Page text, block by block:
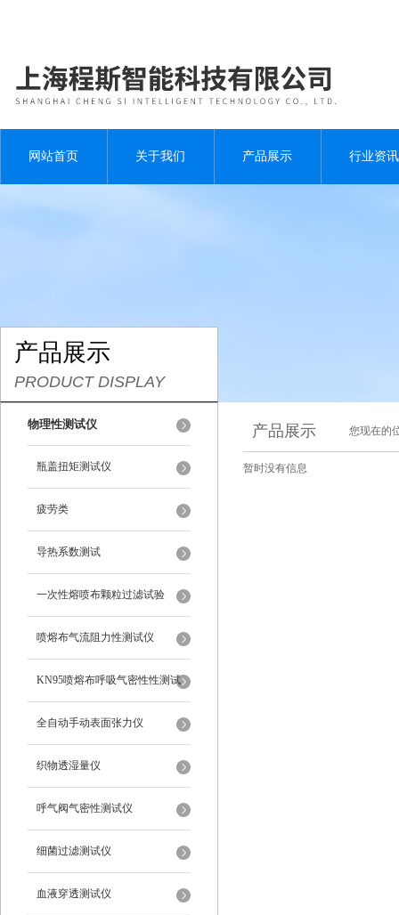
网站首页 关于我们 产品展示 行业资讯
产品展示
PRODUCT DISPLAY
物理性测试仪
瓶盖扭矩测试仪
疲劳类
导热系数测试
一次性熔喷布颗粒过滤试验
喷熔布气流阻力性测试仪
KN95喷熔布呼吸气密性性测试
仪
全自动手动表面张力仪
织物透湿量仪
呼气阀气密性测试仪
细菌过滤测试仪
血液穿透测试仪
产品展示 您现在的
暂时没有信息